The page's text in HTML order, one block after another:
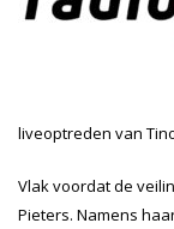
liveoptreden van
Vlak voordat de
Pieters. Namens